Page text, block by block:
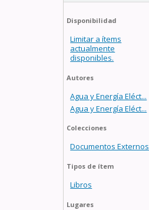
Disponibilidad
Limitar a ítems
actualmente
disponibles.
Autores
Agua y Energía Eléct...
Agua y Energía Eléct...
Colecciones
Documentos Externos
Tipos de ítem
Libros
Lugares